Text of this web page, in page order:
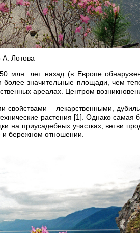
А. Лотова
млн. лет назад (в Европе
значительные площади, чем
ареалах. Центром
свойствами – лекарственными,
растения [1]. Однако самая
на приусадебных участках, ветви
и бережном отношении.